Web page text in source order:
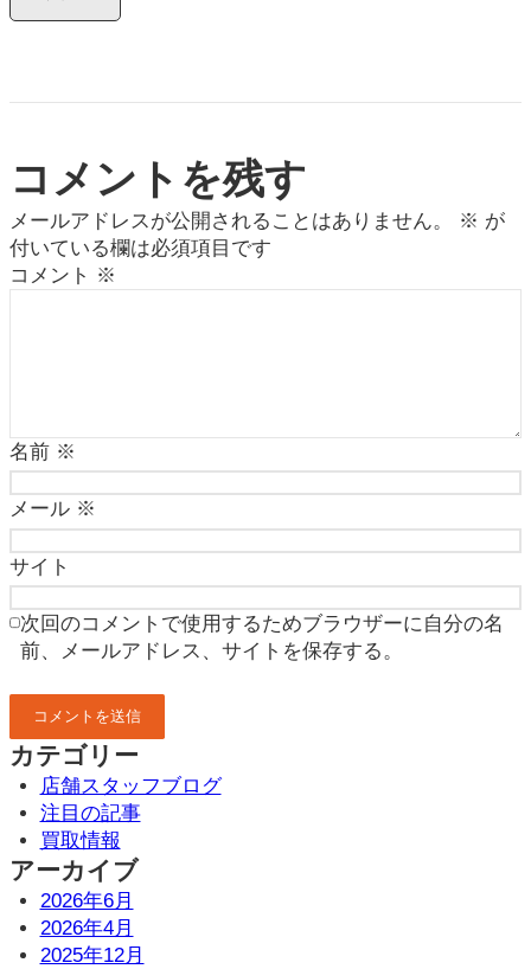
コメントを残す
メールアドレスが公開されることはありません。 ※ が
付いている欄は必須項目です
コメント ※
名前 ※
メール ※
サイト
次回のコメントで使用するためブラウザーに自分の名
前、メールアドレス、サイトを保存する。
カテゴリー
店舗スタッフブログ
注目の記事
買取情報
アーカイブ
2026年6月
2026年4月
2025年12月